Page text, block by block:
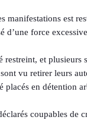
manifestations est
d’une force
restreint, et plusieurs
vu retirer leurs
placés en détention
coupables de